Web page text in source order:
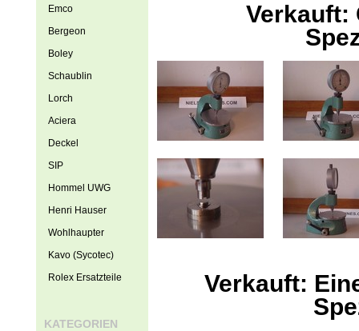
Verkauft:
Verkauft:
Emco
Bergeon
Boley
Schaublin
Lorch
Aciera
Deckel
SIP
Hommel UWG
Henri Hauser
Wohlhaupter
Kavo (Sycotec)
Rolex Ersatzteile
KATEGORIEN